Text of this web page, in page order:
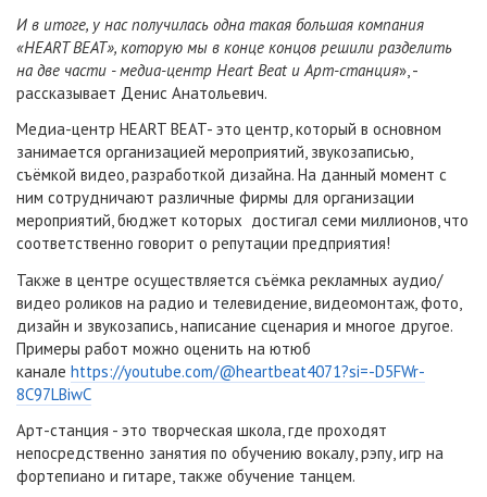
И в итоге, у нас получилась одна такая большая компания
«HEART BEAT», которую мы в конце концов решили разделить
на две части - медиа-центр Heart Beat и Aрт-станция», -
рассказывает Денис Анатольевич.
Медиа-центр HEART BEAT- это центр, который в основном
занимается организацией мероприятий, звукозаписью,
съёмкой видео, разработкой дизайна. На данный момент с
ним сотрудничают различные фирмы для организации
мероприятий, бюджет которых достигал семи миллионов, что
соответственно говорит о репутации предприятия!
Также в центре осуществляется съёмка рекламных аудио/
видео роликов на радио и телевидение, видеомонтаж, фото,
дизайн и звукозапись, написание сценария и многое другое.
Примеры работ можно оценить на ютюб
канале https://youtube.com/@heartbeat4071?si=-D5FWr-
8C97LBiwC
Арт-станция - это творческая школа, где проходят
непосредственно занятия по обучению вокалу, рэпу, игр на
фортепиано и гитаре, также обучение танцем.